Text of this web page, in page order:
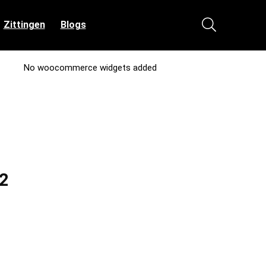
Zittingen Blogs
No woocommerce widgets added